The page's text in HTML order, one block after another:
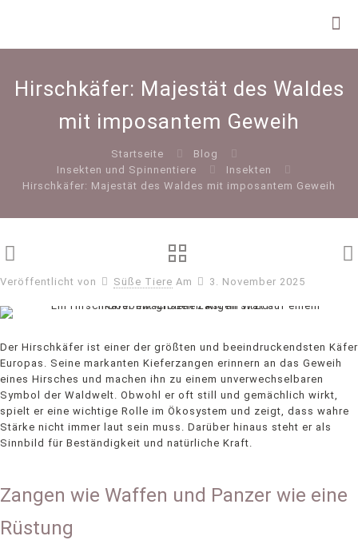
Hirschkäfer: Majestät des Waldes
mit imposantem Geweih
Startseite
Blog
Insekten und Spinnentiere
Insekten
Hirschkäfer: Majestät des Waldes mit imposantem Geweih
Veröffentlicht von Süße Tiere Am 3. November 2025
Der Hirschkäfer ist einer der größten und beeindruckendsten Käfer
Europas. Seine markanten Kieferzangen erinnern an das Geweih
eines Hirsches und machen ihn zu einem unverwechselbaren
Symbol der Waldwelt. Obwohl er oft still und gemächlich wirkt,
spielt er eine wichtige Rolle im Ökosystem und zeigt, dass wahre
Stärke nicht immer laut sein muss. Darüber hinaus steht er als
Sinnbild für Beständigkeit und natürliche Kraft.
Zangen wie Waffen und Panzer wie eine
Rüstung